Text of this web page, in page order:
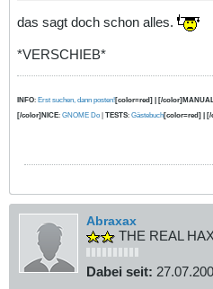
das sagt doch schon alles.
*VERSCHIEB*
INFO: Erst suchen, dann posten![color=red] | [/
[/color]NICE: GNOME Do TESTS: Gästebuch[color=red] | [/
Abraxax
THE REAL
Dabei seit: